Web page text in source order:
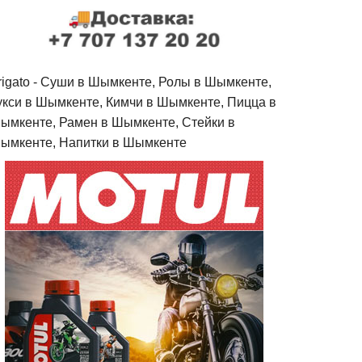
- Cуши в Шымкенте, Ролы в Шымкенте,
в Шымкенте, Кимчи в Шымкенте, Пицца в
Рамен в Шымкенте, Стейки в
Напитки в Шымкенте